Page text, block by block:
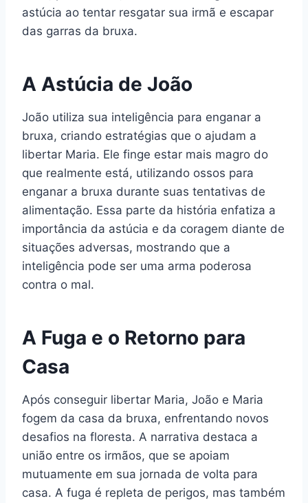
astúcia ao tentar resgatar sua irmã e escapar
das garras da bruxa.
A Astúcia de João
João utiliza sua inteligência para enganar a
bruxa, criando estratégias que o ajudam a
libertar Maria. Ele finge estar mais magro do
que realmente está, utilizando ossos para
enganar a bruxa durante suas tentativas de
alimentação. Essa parte da história enfatiza a
importância da astúcia e da coragem diante de
situações adversas, mostrando que a
inteligência pode ser uma arma poderosa
contra o mal.
A Fuga e o Retorno para
Casa
Após conseguir libertar Maria, João e Maria
fogem da casa da bruxa, enfrentando novos
desafios na floresta. A narrativa destaca a
união entre os irmãos, que se apoiam
mutuamente em sua jornada de volta para
casa. A fuga é repleta de perigos, mas também